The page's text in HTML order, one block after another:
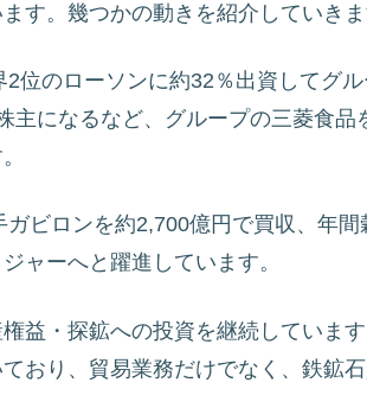
す。幾つかの動きを紹介していきま
位のローソンに約32％出資してグ
主になるなど、グループの三菱食品
ビロンを約2,700億円で買収、年
ャーへと躍進しています。
益・探鉱への投資を継続していま
おり、貿易業務だけでなく、鉄鉱